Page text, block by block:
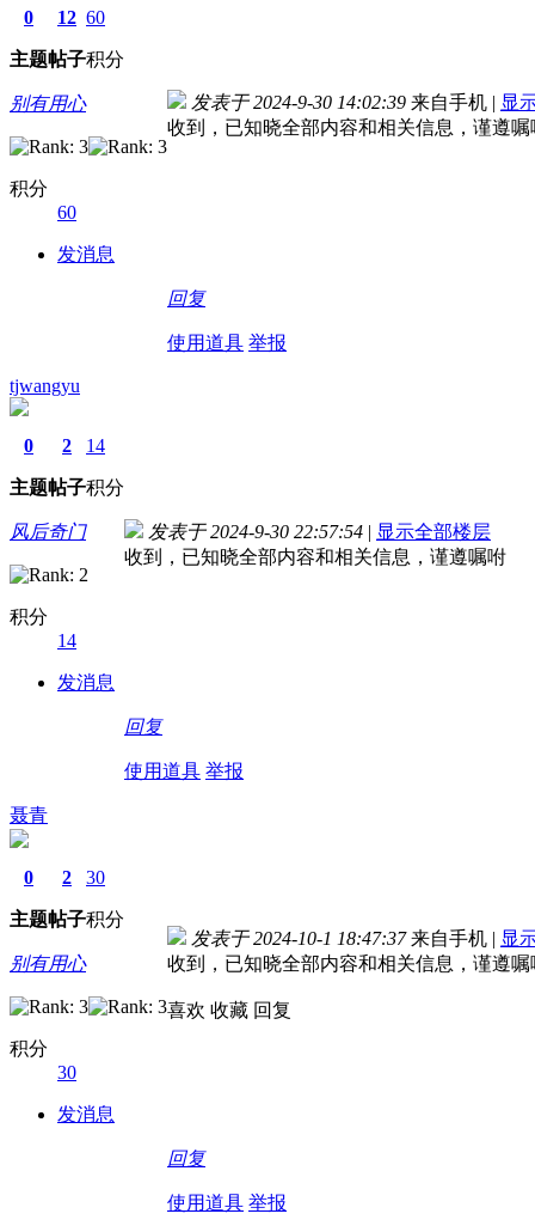
0
主题
12
帖子
60
积分
别有用心
积分
60
发消息
发表于 2024-9-30 14:02:39 来自手机 | 显
收到，已知晓全部内容和相关信息，谨遵嘱
回复
使用道具 举报
tjwangyu
0
主题
2
帖子
14
积分
风后奇门
积分
14
发消息
发表于 2024-9-30 22:57:54 | 显示全部楼层
收到，已知晓全部内容和相关信息，谨遵嘱咐
回复
使用道具 举报
聂青
0
主题
2
帖子
30
积分
别有用心
积分
30
发消息
发表于 2024-10-1 18:47:37 来自手机 | 显
收到，已知晓全部内容和相关信息，谨遵嘱
喜欢 收藏 回复
回复
使用道具 举报